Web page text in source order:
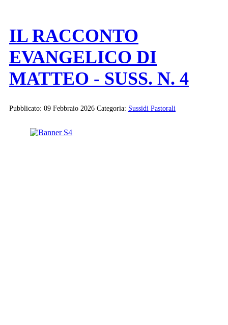
IL RACCONTO
EVANGELICO DI
MATTEO - SUSS. N. 4
Pubblicato: 09 Febbraio 2026 Categoria: Sussidi Pastorali